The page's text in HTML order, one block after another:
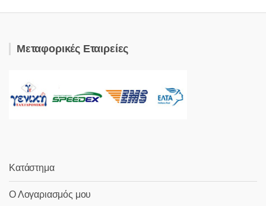
Μεταφορικές Εταιρείες
Κατάστημα
Ο Λογαριασμός μου